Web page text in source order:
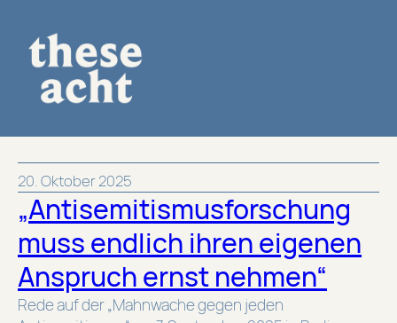
20. Oktober 2025
„Antisemitismusforschung
muss endlich ihren eigenen
Anspruch ernst nehmen“
Rede auf der „Mahnwache gegen jeden